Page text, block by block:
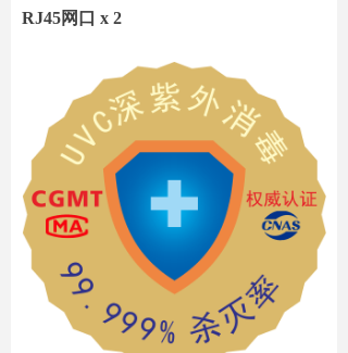
RJ45网口 x 2